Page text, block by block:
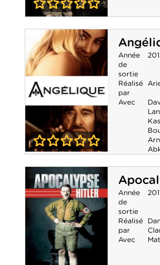
Apocalypse, la
1ère Guerre
Mondiale
Année
de
sortie
Réalisé
par
Avec
Année
de
sortie
Réalisé
par
Avec